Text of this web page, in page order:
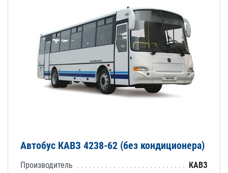
Автобус КАВЗ 4238-62 (без кондиционера)
Производитель
КАВЗ